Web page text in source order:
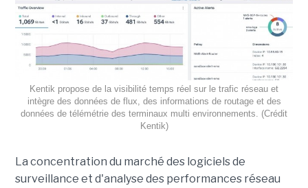
Kentik propose de la visibilité temps réel sur le trafic réseau et
intègre des données de flux, des informations de routage et des
données de télémétrie des terminaux multi environnements. (Crédit
Kentik)
La concentration du marché des logiciels de
surveillance et d'analyse des performances réseau